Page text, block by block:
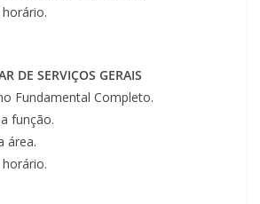
DE SERVIÇOS GERAIS
Fundamental Completo.
função.
área.